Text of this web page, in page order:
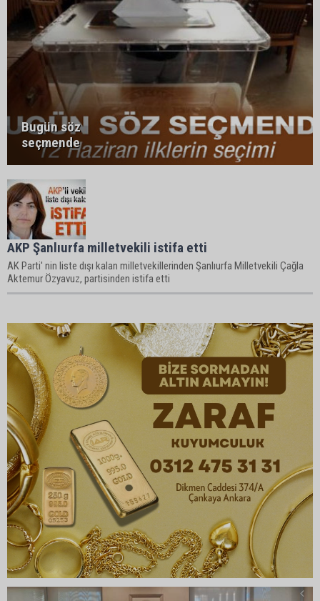
Bugün söz
seçmende
AKP Şanlıurfa milletvekili istifa etti
AK Parti' nin liste dışı kalan milletvekillerinden Şanlıurfa Milletvekili Çağla
Aktemur Özyavuz, partisinden istifa etti